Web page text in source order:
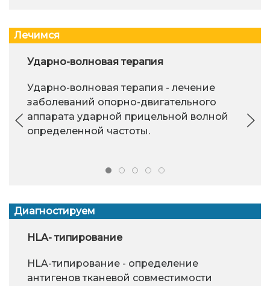
Лечимся
Ударно-волновая терапия
Ударно-волновая терапия - лечение
заболеваний опорно-двигательного
аппарата ударной прицельной волной
определенной частоты.
Диагностируем
HLA- типирование
HLA-типирование - определение
антигенов тканевой совместимости